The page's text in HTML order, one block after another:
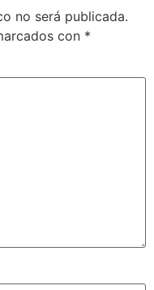
no será publicada.
con *